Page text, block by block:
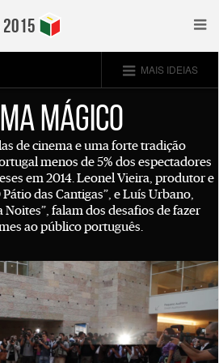
MAIS IDEIAS
Mágico
de cinema e uma forte tradição
menos de 5% dos espectadores
em 2014. Leonel Vieira, produtor e
das Cantigas”, e Luís Urbano,
falam dos desafios de fazer
ao público português.